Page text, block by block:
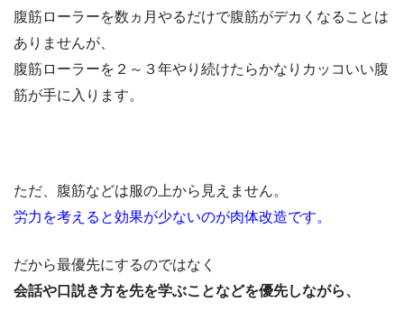
腹筋ローラーを数ヵ月やるだけで腹筋がデカくなることは
ありませんが、
腹筋ローラーを２～３年やり続けたらかなりカッコいい腹
筋が手に入ります。
ただ、腹筋などは服の上から見えません。
労力を考えると効果が少ないのが肉体改造です。
だから最優先にするのではなく
会話や口説き方を先を学ぶことなどを優先しながら、